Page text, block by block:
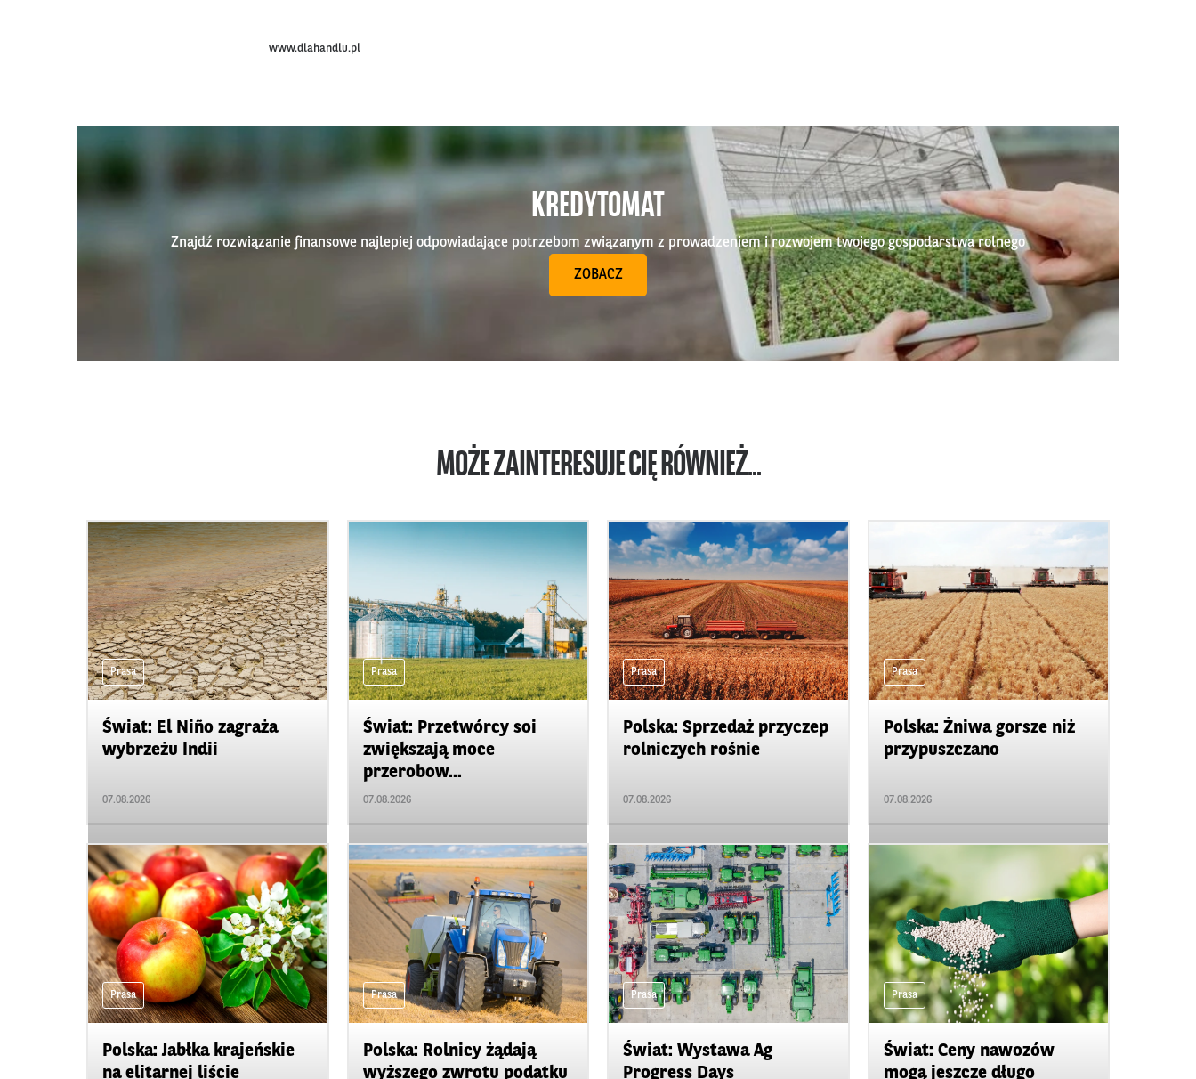
www.dlahandlu.pl
KREDYTOMAT
Znajdź rozwiązanie finansowe najlepiej odpowiadające potrzebom związanym z prowadzeniem i rozwojem twojego gospodarstwa rolnego
ZOBACZ
MOŻE ZAINTERESUJE CIĘ RÓWNIEŻ...
Prasa
Świat: El Niño zagraża
wybrzeżu Indii
07.08.2026
Prasa
Świat: Przetwórcy soi
zwiększają moce
przerobow...
07.08.2026
Prasa
Polska: Sprzedaż przyczep
rolniczych rośnie
07.08.2026
Prasa
Polska: Żniwa gorsze niż
przypuszczano
07.08.2026
Prasa
Polska: Jabłka krajeńskie
na elitarnej liście
Prasa
Polska: Rolnicy żądają
wyższego zwrotu podatku
Prasa
Świat: Wystawa Ag
Progress Days
Prasa
Świat: Ceny nawozów
mogą jeszcze długo